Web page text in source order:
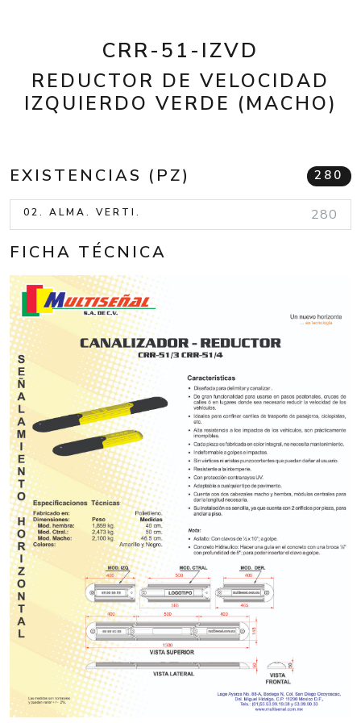
CRR-51-IZVD
REDUCTOR DE VELOCIDAD
IZQUIERDO VERDE (MACHO)
EXISTENCIAS (PZ) 280
02. ALMA. VERTI. 280
FICHA TÉCNICA